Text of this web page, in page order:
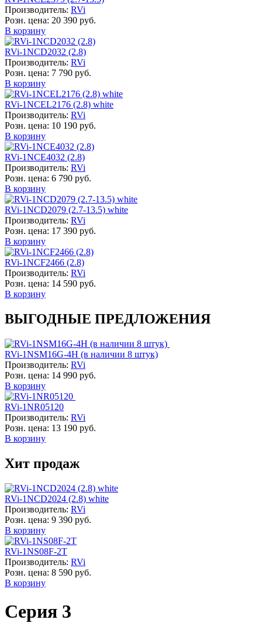
Производитель: RVi
Розн. цена: 20 390 руб.
В корзину
RVi-1NCD2032 (2.8)
Производитель: RVi
Розн. цена: 7 790 руб.
В корзину
RVi-1NCEL2176 (2.8) white
Производитель: RVi
Розн. цена: 10 190 руб.
В корзину
RVi-1NCE4032 (2.8)
Производитель: RVi
Розн. цена: 6 790 руб.
В корзину
RVi-1NCD2079 (2.7-13.5) white
Производитель: RVi
Розн. цена: 17 390 руб.
В корзину
RVi-1NCF2466 (2.8)
Производитель: RVi
Розн. цена: 14 590 руб.
В корзину
ВЫГОДНЫЕ ПРЕДЛОЖЕНИЯ
RVi-1NSM16G-4H (в наличии 8 штук)
Производитель: RVi
Розн. цена: 14 990 руб.
В корзину
RVi-1NR05120
Производитель: RVi
Розн. цена: 13 190 руб.
В корзину
Хит продаж
RVi-1NCD2024 (2.8) white
Производитель: RVi
Розн. цена: 9 390 руб.
В корзину
RVi-1NS08F-2T
Производитель: RVi
Розн. цена: 8 590 руб.
В корзину
Серия 3